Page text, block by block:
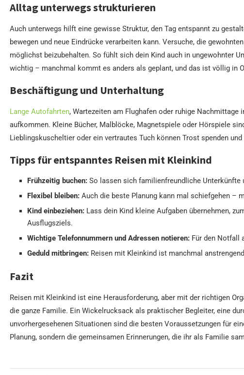
Alltag unterwegs strukturieren
Auch unterwegs hilft eine gewisse Struktur, den Tag entspannt zu
bewegen und neue Eindrücke verarbeiten kann. Versuche, die
möglichst beizubehalten. So fühlt sich dein Kind auch in ungewohnter
wichtig – manchmal kommt es anders als geplant, und das ist völlig in
Beschäftigung und Unterhaltung
Lange Autofahrten, Wartezeiten am Flughafen oder ruhige
aufkommen. Kleine Bücher, Malblöcke, Magnetspiele oder Hörspiele
Lieblingskuscheltier oder ein vertrautes Tuch können Trost spenden
Tipps für entspanntes Reisen mit Kleinkind
Frühzeitig buchen: So lassen sich familienfreundliche Unterkünfte
Flexibel bleiben: Auch die beste Planung kann mal schiefgehen –
Kind einbeziehen: Lass dein Kind kleine Aufgaben übernehmen,
Ausflugsziels.
Wichtige Telefonnummern und Adressen notieren: Für den Notfall
Geduld mitbringen: Reisen mit Kleinkind ist manchmal
Fazit
Reisen mit Kleinkind ist eine Herausforderung, aber mit der richtigen
die ganze Familie. Ein Wickelrucksack als praktischer Begleiter, eine
unvorhergesehenen Situationen sind die besten Voraussetzungen für
Planung, sondern die gemeinsamen Erinnerungen, die ihr als Familie